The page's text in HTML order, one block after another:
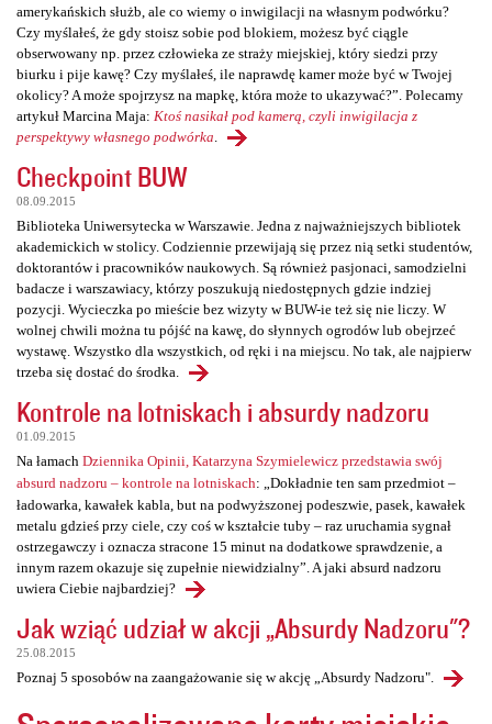
amerykańskich służb, ale co wiemy o inwigilacji na własnym podwórku?
Czy myślałeś, że gdy stoisz sobie pod blokiem, możesz być ciągle
obserwowany np. przez człowieka ze straży miejskiej, który siedzi przy
biurku i pije kawę? Czy myślałeś, ile naprawdę kamer może być w Twojej
okolicy? A może spojrzysz na mapkę, która może to ukazywać?”. Polecamy
artykuł Marcina Maja: Ktoś nasikał pod kamerą, czyli inwigilacja z
perspektywy własnego podwórka
Checkpoint BUW
08.09.2015
Biblioteka Uniwersytecka w Warszawie. Jedna z najważniejszych bibliotek
akademickich w stolicy. Codziennie przewijają się przez nią setki studentów,
doktorantów i pracowników naukowych. Są również pasjonaci, samodzielni
badacze i warszawiacy, którzy poszukują niedostępnych gdzie indziej
pozycji. Wycieczka po mieście bez wizyty w BUW-ie też się nie liczy. W
wolnej chwili można tu pójść na kawę, do słynnych ogrodów lub obejrzeć
wystawę. Wszystko dla wszystkich, od ręki i na miejscu. No tak, ale najpierw
trzeba się dostać do środka.
Kontrole na lotniskach i absurdy nadzoru
01.09.2015
Na łamach Dziennika Opinii, Katarzyna Szymielewicz przedstawia swój
absurd nadzoru – kontrole na lotniskach: „Dokładnie ten sam przedmiot –
ładowarka, kawałek kabla, but na podwyższonej podeszwie, pasek, kawałek
metalu gdzieś przy ciele, czy coś w kształcie tuby – raz uruchamia sygnał
ostrzegawczy i oznacza stracone 15 minut na dodatkowe sprawdzenie, a
innym razem okazuje się zupełnie niewidzialny”. A jaki absurd nadzoru
uwiera Ciebie najbardziej?
Jak wziąć udział w akcji „Absurdy Nadzoru"?
25.08.2015
Poznaj 5 sposobów na zaangażowanie się w akcję „Absurdy Nadzoru".